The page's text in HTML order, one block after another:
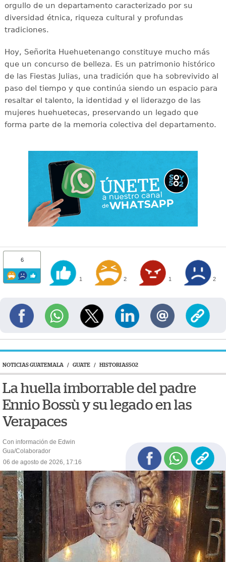
orgullo de un departamento caracterizado por su
diversidad étnica, riqueza cultural y profundas
tradiciones.
Hoy, Señorita Huehuetenango constituye mucho más
que un concurso de belleza. Es un patrimonio histórico
de las Fiestas Julias, una tradición que ha sobrevivido al
paso del tiempo y que continúa siendo un espacio para
resaltar el talento, la identidad y el liderazgo de las
mujeres huehuetecas, preservando un legado que
forma parte de la memoria colectiva del departamento.
6
1 2 1 2
NOTICIAS GUATEMALA / GUATE / HISTORIAS502
La huella imborrable del padre
Ennio Bossù y su legado en las
Verapaces
Con información de Edwin
Gua/Colaborador
06 de agosto de 2026, 17:16